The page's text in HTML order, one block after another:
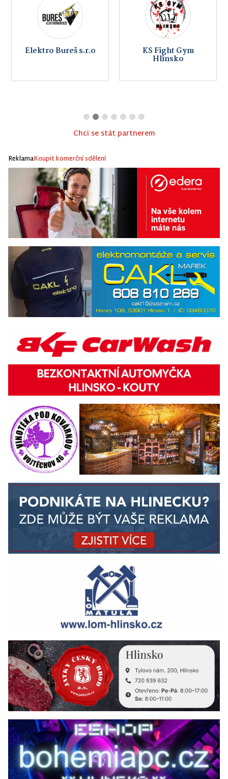
Elektro Bureš s.r.o KS Fight Gym
Hlinsko
Chci se stát partnerem
ReklamaKoupit komerční sdělení